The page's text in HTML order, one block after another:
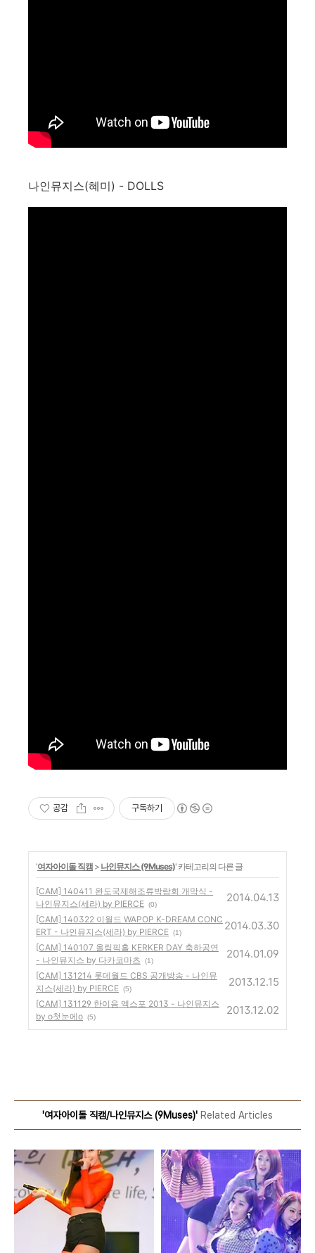
나인뮤지스(혜미) - DOLLS
공감 구독하기
'여자아이돌 직캠 > 나인뮤지스 (9Muses)' 카테고리의 다른 글
[CAM] 140411 완도국제해조류박람회 개막식 -
나인뮤지스(세라) by PIERCE (0)
2014.04.13
[CAM] 140322 이월드 WAPOP K-DREAM CONC
ERT - 나인뮤지스(세라) by PIERCE (1)
2014.03.30
[CAM] 140107 올림픽홀 KERKER DAY 축하공연
- 나인뮤지스 by 다카코마츠
(1)
2014.01.09
[CAM] 131214 롯데월드 CBS 공개방송 - 나인뮤
지스(세라) by PIERCE (5)
2013.12.15
[CAM] 131129 한이음 엑스포 2013 - 나인뮤지스
by o첫눈에o (5)
2013.12.02
'여자아이돌 직캠/나인뮤지스 (9Muses)' Related Articles